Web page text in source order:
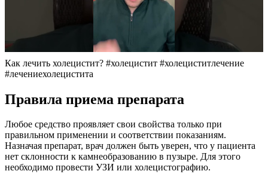
Как лечить холецистит? #холецистит #холециститлечение
#лечениехолецистита
Правила приема препарата
Любое средство проявляет свои свойства только при
правильном применении и соответствии показаниям.
Назначая препарат, врач должен быть уверен, что у пациента
нет склонности к камнеобразованию в пузыре. Для этого
необходимо провести УЗИ или холецистографию.